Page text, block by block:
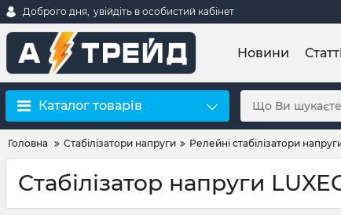
Доброго дня, увійдіть в особистий кабінет
Новини
Каталог товарів
Головна Стабілізатори напруги Релейні стабілізатори
Стабілізатор напруги